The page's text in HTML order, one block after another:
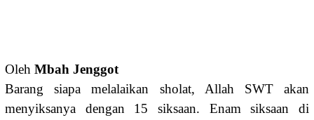
Oleh Mbah Jenggot
Barang siapa melalaikan sholat, Allah SWT akan
menyiksanya dengan 15 siksaan. Enam siksaan di